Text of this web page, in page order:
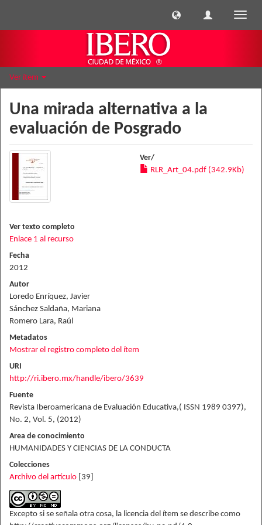
Ver ítem
Una mirada alternativa a la
evaluación de Posgrado
Ver/
RLR_Art_04.pdf (342.9Kb)
Ver texto completo
Enlace 1 al recurso
Fecha
2012
Autor
Loredo Enríquez, Javier
Sánchez Saldaña, Mariana
Romero Lara, Raúl
Metadatos
Mostrar el registro completo del ítem
URI
http://ri.ibero.mx/handle/ibero/3639
Fuente
Revista Iberoamericana de Evaluación Educativa,( ISSN 1989 0397),
No. 2, Vol. 5, (2012)
Area de conocimiento
HUMANIDADES Y CIENCIAS DE LA CONDUCTA
Colecciones
Archivo del artículo [39]
Excepto si se señala otra cosa, la licencia del ítem se describe como